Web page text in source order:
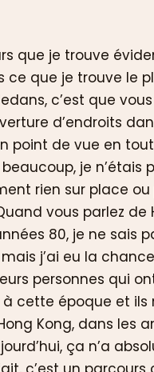
que je trouve
ce que je trouve le
c’est que
d’endroits
point de vue en
je n’étais
rien sur place ou
vous parlez de
80, je ne sais
j’ai eu la
personnes qui
cette époque et ils
Kong, dans les
ça n’a